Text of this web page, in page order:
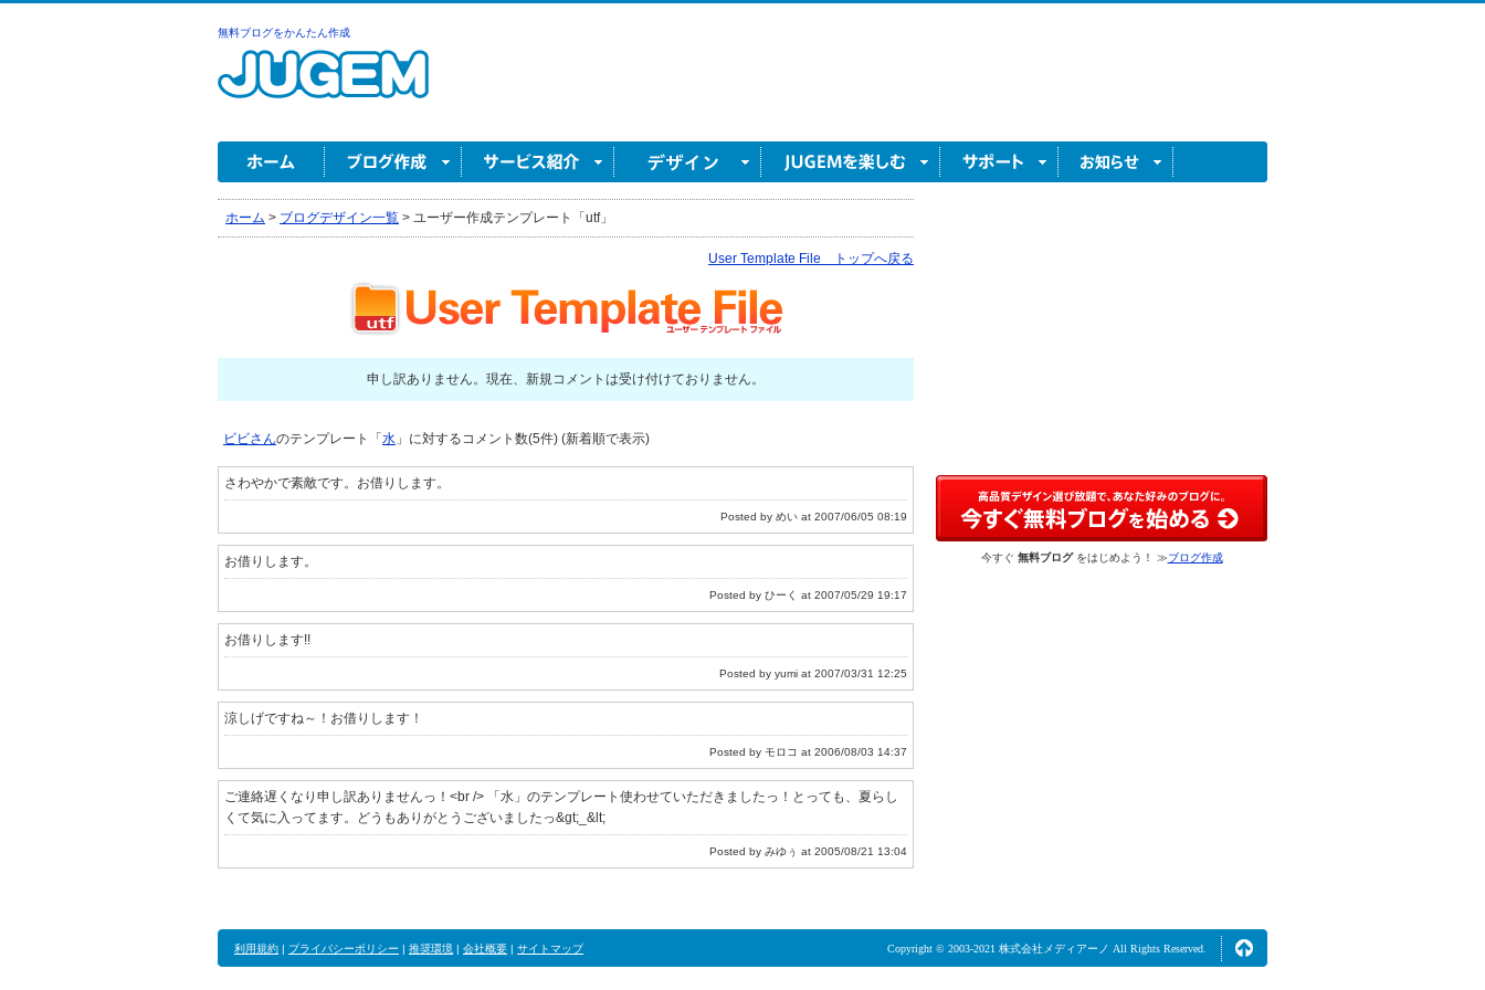
無料ブログをかんたん作成
ホーム > ブログデザイン一覧 > ユーザー作成テンプレート「utf」
User Template File トップへ戻る
申し訳ありません。現在、新規コメントは受け付けておりません。
ビビさんのテンプレート「 水 」に対するコメント数(5件) (新着順で表示)
さわやかで素敵です。お借りします。
Posted by めい at 2007/06/05 08:19
お借りします。
Posted by ひーく at 2007/05/29 19:17
お借りします!!
Posted by yumi at 2007/03/31 12:25
涼しげですね～！お借りします！
Posted by モロコ at 2006/08/03 14:37
ご連絡遅くなり申し訳ありませんっ！<br /> 「水」のテンプレート使わせていただきましたっ！とっても、夏らし
くて気に入ってます。どうもありがとうございましたっ&gt;_&lt;
Posted by みゆぅ at 2005/08/21 13:04
今すぐ 無料ブログをはじめよう！ ≫ブログ作成
利用規約 | プライバシーポリシー | 推奨環境 | 会社概要 | サイトマップ Copyright © 2003-2021 株式会社メディアーノ All Rights Reserved.